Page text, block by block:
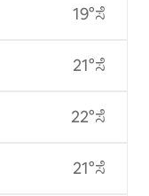
19°ಸೆ
21°ಸೆ
22°ಸೆ
21°ಸೆ